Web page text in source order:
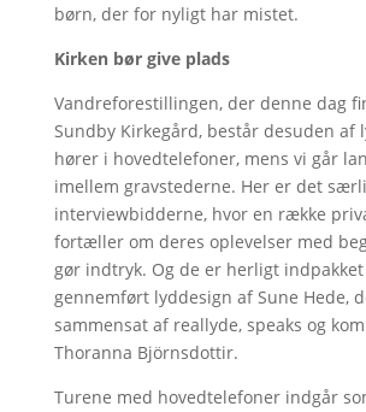
børn, der for nyligt har mistet.
Kirken bør give plads
Vandreforestillingen, der denne dag
Sundby Kirkegård, består desuden af
hører i hovedtelefoner, mens vi går
imellem gravstederne. Her er det
interviewbidderne, hvor en række
fortæller om deres oplevelser med
gør indtryk. Og de er herligt
gennemført lyddesign af Sune Hede,
sammensat af reallyde, speaks og
Thoranna Björnsdottir.
Turene med hovedtelefoner indgår